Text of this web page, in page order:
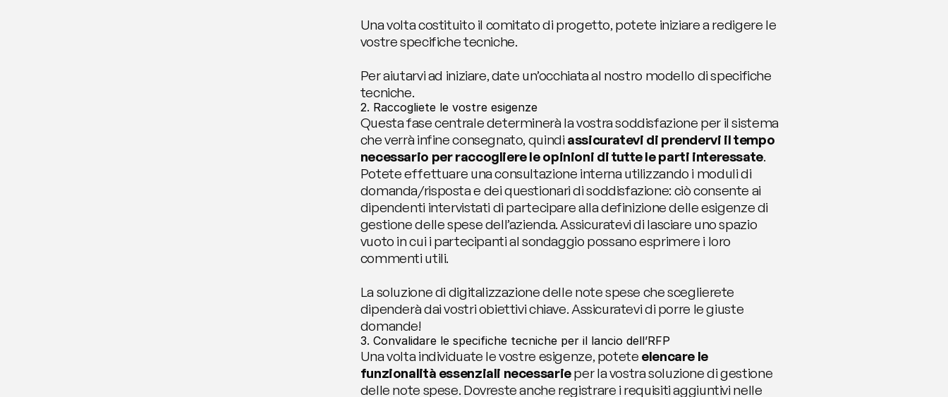
Una volta costituito il comitato di progetto, potete iniziare a redigere le
vostre specifiche tecniche.
Per aiutarvi ad iniziare, date un’occhiata al nostro modello di specifiche
tecniche.
2. Raccogliete le vostre esigenze
Questa fase centrale determinerà la vostra soddisfazione per il sistema
che verrà infine consegnato, quindi assicuratevi di prendervi il tempo
necessario per raccogliere le opinioni di tutte le parti interessate.
Potete effettuare una consultazione interna utilizzando i moduli di
domanda/risposta e dei questionari di soddisfazione: ciò consente ai
dipendenti intervistati di partecipare alla definizione delle esigenze di
gestione delle spese dell’azienda. Assicuratevi di lasciare uno spazio
vuoto in cui i partecipanti al sondaggio possano esprimere i loro
commenti utili.
La soluzione di digitalizzazione delle note spese che sceglierete
dipenderà dai vostri obiettivi chiave. Assicuratevi di porre le giuste
domande!
3. Convalidare le specifiche tecniche per il lancio dell’RFP
Una volta individuate le vostre esigenze, potete elencare le
funzionalità essenziali necessarie per la vostra soluzione di gestione
delle note spese. Dovreste anche registrare i requisiti aggiuntivi nelle